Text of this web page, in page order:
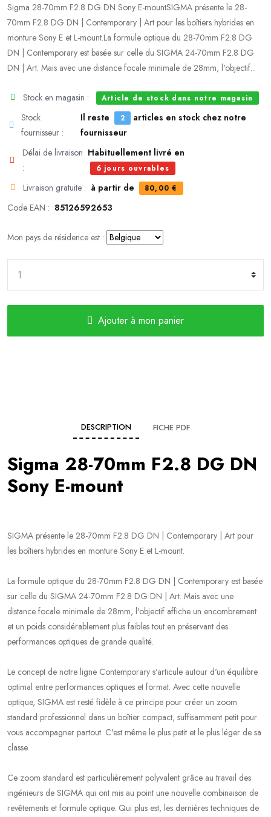
Sigma 28-70mm F2.8 DG DN Sony E-mountSIGMA présente le 28-
70mm F2.8 DG DN | Contemporary | Art pour les boîtiers hybrides en
monture Sony E et L-mount.La formule optique du 28-70mm F2.8 DG
DN | Contemporary est basée sur celle du SIGMA 24-70mm F2.8 DG
DN | Art. Mais avec une distance focale minimale de 28mm, l'objectif...
Stock en magasin : Article de stock dans notre magasin
Stock
fournisseur :
Il reste 2
articles en stock chez notre
fournisseur
Délai de livraison
:
Habituellement livré en
6 jours ouvrables
Livraison gratuite : à partir de 80,00 €
Code EAN : 85126592653
Mon pays de résidence est :
Ajouter à mon panier
DESCRIPTION FICHE PDF
Sigma 28-70mm F2.8 DG DN
Sony E-mount
SIGMA présente le 28-70mm F2.8 DG DN | Contemporary | Art pour
les boîtiers hybrides en monture Sony E et L-mount.
La formule optique du 28-70mm F2.8 DG DN | Contemporary est basée
sur celle du SIGMA 24-70mm F2.8 DG DN | Art. Mais avec une
distance focale minimale de 28mm, l'objectif affiche un encombrement
et un poids considérablement plus faibles tout en préservant des
performances optiques de grande qualité.
Le concept de notre ligne Contemporary s'articule autour d'un équilibre
optimal entre performances optiques et format. Avec cette nouvelle
optique, SIGMA est resté fidèle à ce principe pour créer un zoom
standard professionnel dans un boîtier compact, suffisamment petit pour
vous accompagner partout. C'est même le plus petit et le plus léger de sa
classe.
Ce zoom standard est particulièrement polyvalent grâce au travail des
ingénieurs de SIGMA qui ont mis au point une nouvelle combinaison de
revêtements et formule optique. Qui plus est, les dernières techniques de